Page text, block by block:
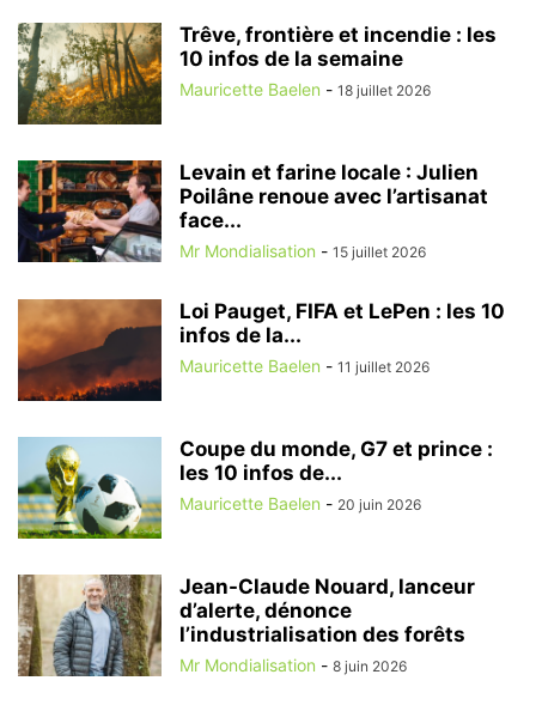
Trêve, frontière et incendie : les
10 infos de la semaine
Mauricette Baelen - 18 juillet 2026
Levain et farine locale : Julien
Poilâne renoue avec l’artisanat
face...
Mr Mondialisation - 15 juillet 2026
Loi Pauget, FIFA et LePen : les 10
infos de la...
Mauricette Baelen - 11 juillet 2026
Coupe du monde, G7 et prince :
les 10 infos de...
Mauricette Baelen - 20 juin 2026
Jean-Claude Nouard, lanceur
d’alerte, dénonce
l’industrialisation des forêts
Mr Mondialisation - 8 juin 2026